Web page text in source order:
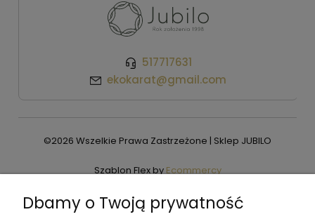
517717631
ekokarat@gmail.com
©2026 Wszelkie Prawa Zastrzeżone | Sklep JUBILO
Szablon Flex byEcommercy
Dbamy o Twoją prywatność